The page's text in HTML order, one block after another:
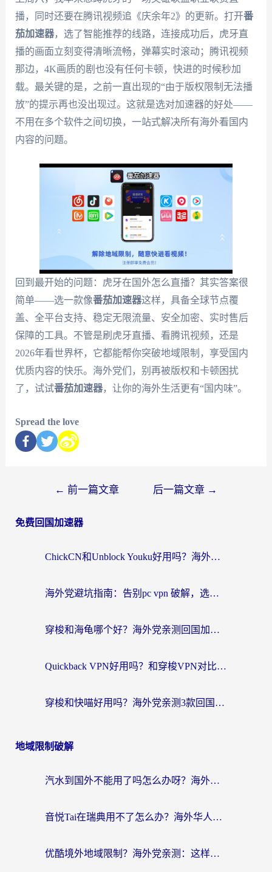
播，同时还要在腾讯视频追《庆余年2》的更新。打开番
茄加速器，选了智能推荐的线路，连接成功后，虎牙直
播的画面立刻变得清晰流畅，弹幕实时滚动；腾讯视频
那边，4K画质的剧也没有任何卡顿，快进的时候秒加
载。最关键的是，之前一直出现的“由于版权限制无法播
放”的提示再也没出现过。这就是选对加速器的好处——
不用在多个软件之间切换，一站式解决所有海外看国内
内容的问题。
回到最开始的问题：虎牙在国外怎么直播？其实答案很
简单——选一款像番茄加速器这样，具备全球节点覆
盖、全平台支持、稳定无限流量、安全加密、实时售后
保障的工具。不管是刷虎牙直播、看腾讯视频，还是
2026年看世界杯，它都能帮你突破地域限制，享受国内
优质内容的快乐。海外党们，别再被版权和卡顿困扰
了，试试番茄加速器，让你的海外生活更有“国内味”。
Spread the love
← 前一篇文章 后一篇文章 →
免费回国加速器
ChickCN和Unblock Youku好用吗？海外党亲测3款回国加速器，附iOS免费选择指南
海外党避坑指南：告别pc vpn 破解，选对回国加速器轻松访问国内资源
穿梭和海龟哪个好？海外党亲测回国加速器，附电脑免费VPN推荐
Quickback VPN好用吗？和穿梭VPN对比哪个回国效果更好？海外党必看的真实测评与选择指南
穿梭和快喵好用吗？海外党亲测3款回国加速器，附日本回国VPN避坑指南
地域限制破解
汽水到国外不能用了吗怎么办呀？海外党追剧看片的救星在这里！
音悦Tai在瑞典用不了怎么办？海外华人追剧听歌的实用指南
优酷境外地域限制？海外党亲测：这样看国内剧再也不卡（附3个实用场景解决）